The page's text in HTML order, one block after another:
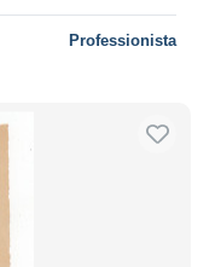
Professionista